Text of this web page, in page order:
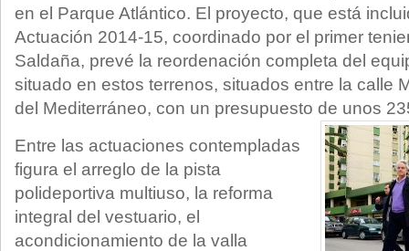
en el Parque Atlántico. El proyecto, que está
Actuación 2014-15, coordinado por el primer
Saldaña, prevé la reordenación completa del
situado en estos terrenos, situados entre la calle
del Mediterráneo, con un presupuesto de unos
Entre las actuaciones contempladas
figura el arreglo de la pista
polideportiva multiuso, la reforma
integral del vestuario, el
acondicionamiento de la valla